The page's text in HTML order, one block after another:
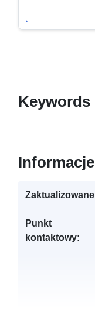
Keywords
Punkt
kontaktowy: